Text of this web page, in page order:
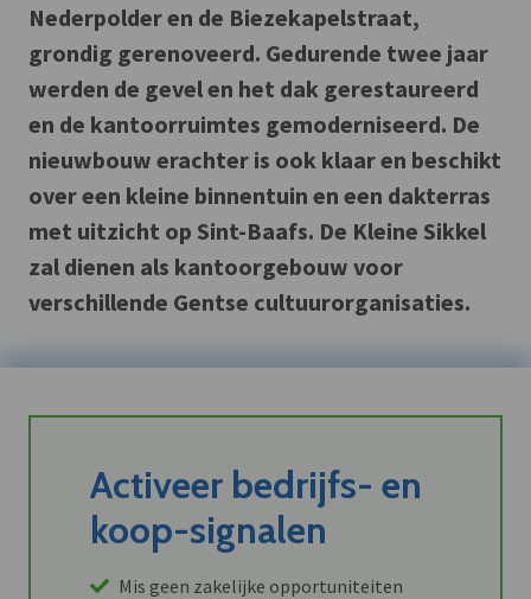
Nederpolder en de Biezekapelstraat,
grondig gerenoveerd. Gedurende twee jaar
werden de gevel en het dak gerestaureerd
en de kantoorruimtes gemoderniseerd. De
nieuwbouw erachter is ook klaar en beschikt
over een kleine binnentuin en een dakterras
met uitzicht op Sint-Baafs. De Kleine Sikkel
zal dienen als kantoorgebouw voor
verschillende Gentse cultuurorganisaties.
Activeer bedrijfs- en
koop-signalen
Mis geen zakelijke opportuniteiten